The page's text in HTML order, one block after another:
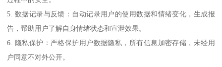
5. 数据记录与反馈：自动记录用户的使用数据和情绪变化，生成报
告，帮助用户了解自身情绪状态和宣泄效果。
6. 隐私保护：严格保护用户数据隐私，所有信息加密存储，未经用
户同意不对外公开。